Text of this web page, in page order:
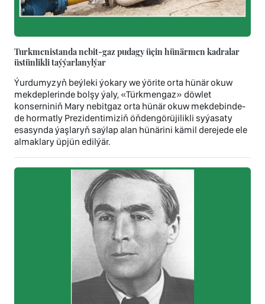
Turkmenistanda nebit-gaz pudagy üçin hünärmen kadralar
üstünlikli taýýarlanylýar
Ýurdumyzyň beýleki ýokary we ýörite orta hünär okuw
mekdeplerinde bolşy ýaly, «Türkmengaz» döwlet
konserniniň Mary nebitgaz orta hünär okuw mekdebinde-
de hormatly Prezidentimiziň öňdengörüjilikli syýasaty
esasynda ýaşlaryň saýlap alan hünärini kämil derejede ele
almaklary üpjün edilýär.